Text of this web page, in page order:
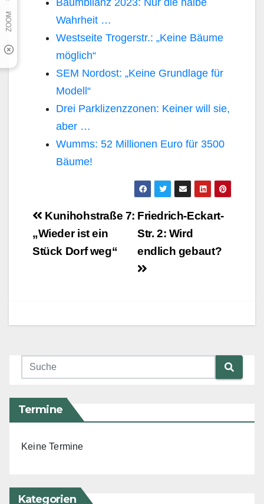
Baumbilanz 2023: Nur die halbe
Wahrheit …
Westseite Trogerstr.: „Keine Bäume
möglich“
SEM Nordost: „Keine Grundlage für
Modell“
Drei Parklizenzzonen: Keiner will sie,
aber …
Wumms: 52 Millionen Euro für 3500
Bäume!
Beitragsnavigation
Friedrich-Eckart-
Str. 2: Wird
endlich gebaut?
Kunihohstraße 7:
„Wieder ist ein
Stück Dorf weg“
Termine
Keine Termine
Kategorien